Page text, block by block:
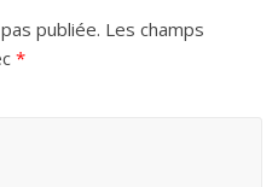
publiée. Les champs
*